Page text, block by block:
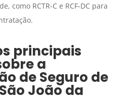
como RCTR-C e RCF-DC para
principais
a
deSeguro de
São João da